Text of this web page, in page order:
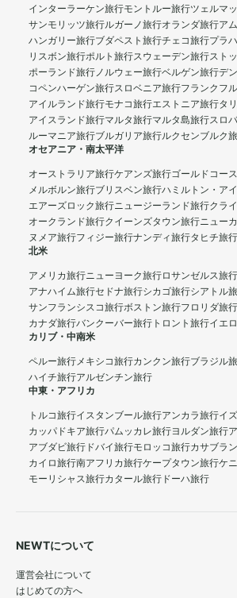
インターラーケン旅行モントルー旅行ツェルマ
サンモリッツ旅行ルガーノ旅行オランダ旅行ア
ハンガリー旅行ブダペスト旅行チェコ旅行プラ
リスボン旅行ポルト旅行スウェーデン旅行スト
ポーランド旅行ノルウェー旅行ベルゲン旅行デ
コペンハーゲン旅行スロベニア旅行フランクフ
アイルランド旅行モナコ旅行エストニア旅行タ
アイスランド旅行マルタ旅行マルタ島旅行スロ
ルーマニア旅行ブルガリア旅行ルクセンブルク
オセアニア・南太平洋
オーストラリア旅行ケアンズ旅行ゴールドコー
メルボルン旅行ブリスベン旅行ハミルトン・ア
エアーズロック旅行ニュージーランド旅行クラ
オークランド旅行クイーンズタウン旅行ニュー
ヌメア旅行フィジー旅行ナンディ旅行タヒチ旅行
北米
アメリカ旅行ニューヨーク旅行ロサンゼルス旅行
アナハイム旅行セドナ旅行シカゴ旅行シアトル
サンフランシスコ旅行ボストン旅行フロリダ旅行
カナダ旅行バンクーバー旅行 トロント旅行イエ
カリブ・中南米
ペルー旅行メキシコ旅行カンクン旅行ブラジル
ハイチ旅行アルゼンチン旅行
中東・アフリカ
トルコ旅行イスタンブール旅行アンカラ旅行イ
カッパドキア旅行パムッカレ旅行ヨルダン旅行
アブダビ旅行 ドバイ旅行モロッコ旅行カサブラ
カイロ旅行南アフリカ旅行ケープタウン旅行ケ
モーリシャス旅行カタール旅行 ドーハ旅行
NEWTについて
運営会社について
はじめての方へ